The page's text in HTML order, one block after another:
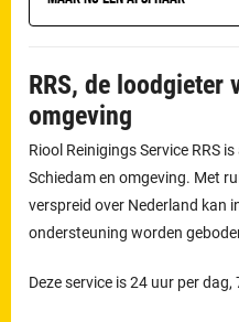
RRS, de loodgieter
omgeving
Riool Reinigings Service RRS
Schiedam en omgeving. Met
verspreid over Nederland kan
ondersteuning worden
Deze service is 24 uur per